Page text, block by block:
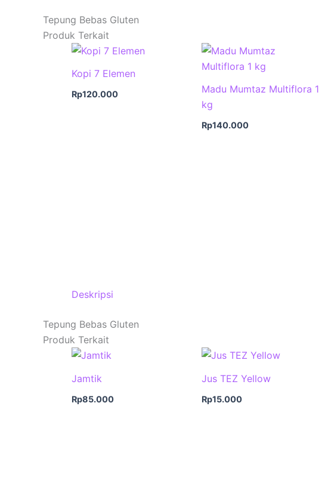
Tepung Bebas Gluten
Produk Terkait
Kopi 7 Elemen
Rp120.000
Madu Mumtaz Multiflora 1
kg
Rp140.000
Deskripsi
Tepung Bebas Gluten
Produk Terkait
Jamtik
Rp85.000
Jus TEZ Yellow
Rp15.000